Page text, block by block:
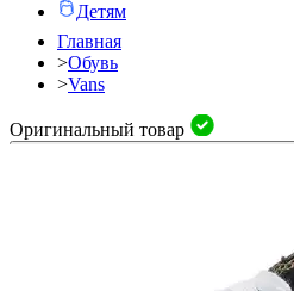
Детям
Главная
>Обувь
>Vans
Оригинальный товар